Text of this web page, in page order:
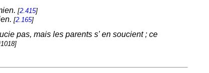
[2.415]
[2.165]
pas, mais les parents s' en soucient ; ce